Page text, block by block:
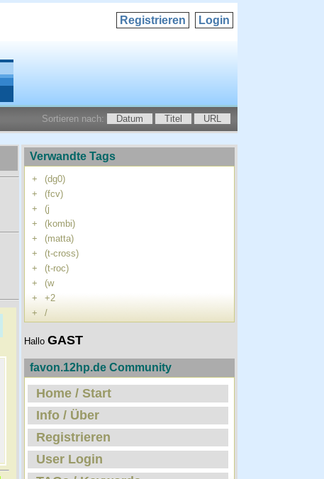
Login
Registrieren
Sortieren nach: Datum Titel URL
Verwandte Tags
+
(dg0)
+
(fcv)
+
(j
+
(kombi)
+
(matta)
+
(t-cross)
+
(t-roc)
+
(w
+
+2
+
/
Hallo GAST
favon.12hp.de Community
Home / Start
Info / Über
Registrieren
User Login